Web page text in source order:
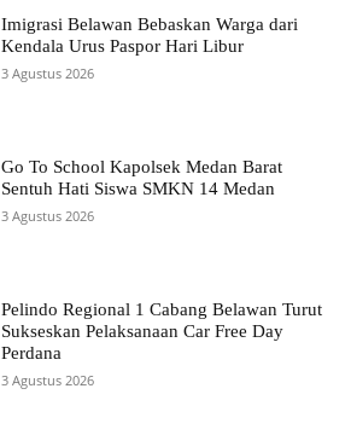
Imigrasi Belawan Bebaskan Warga dari
Kendala Urus Paspor Hari Libur
3 Agustus 2026
Go To School Kapolsek Medan Barat
Sentuh Hati Siswa SMKN 14 Medan
3 Agustus 2026
Pelindo Regional 1 Cabang Belawan Turut
Sukseskan Pelaksanaan Car Free Day
Perdana
3 Agustus 2026